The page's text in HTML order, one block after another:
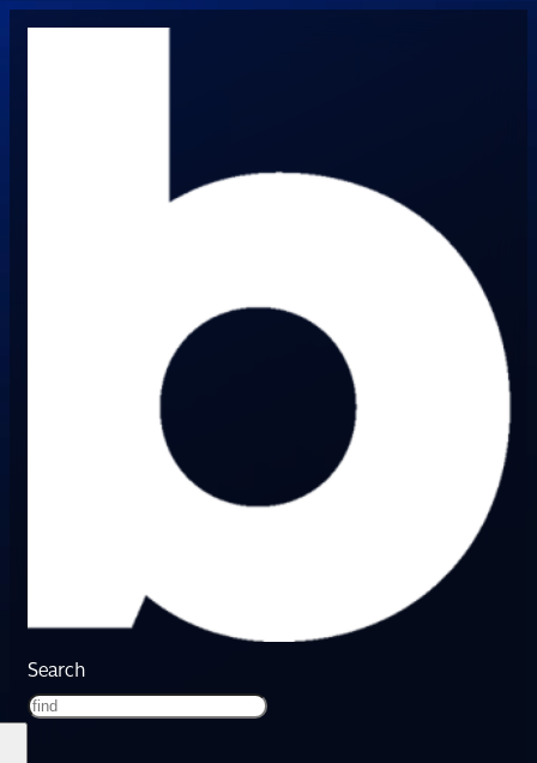
Search